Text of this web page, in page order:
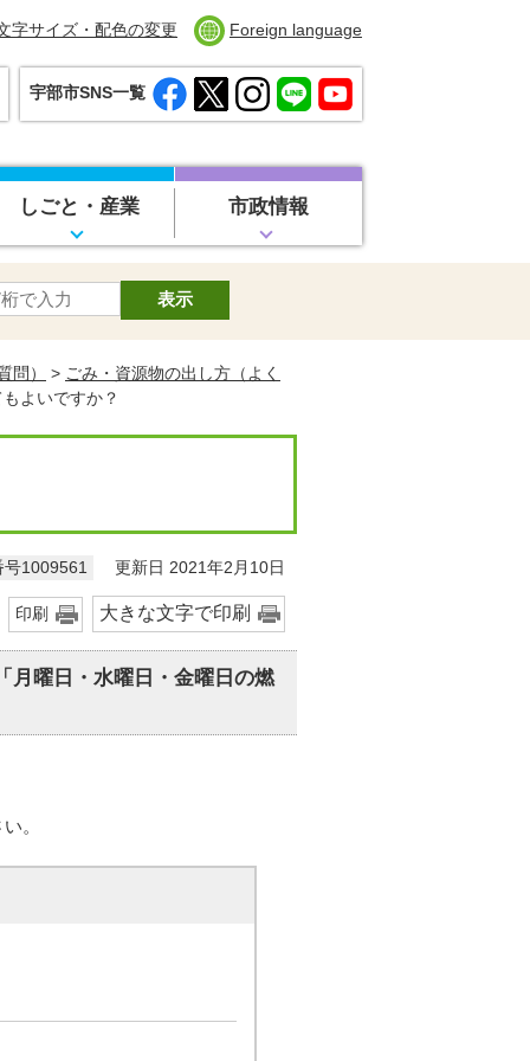
字サイズ・配色の変更 Foreign language
宇部市SNS一覧
しごと・産業 市政情報
問） > ごみ・資源物の出し方（よく
よいですか？
号1009561 更新日 2021年2月10日
印刷 大きな文字で印刷
月曜日・水曜日・金曜日の燃
。